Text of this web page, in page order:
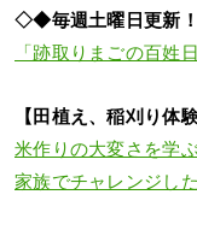
◇◆毎週土曜日更新
「跡取りまごの百姓
【田植え、稲刈り体
米作りの大変さを学
家族でチャレンジし